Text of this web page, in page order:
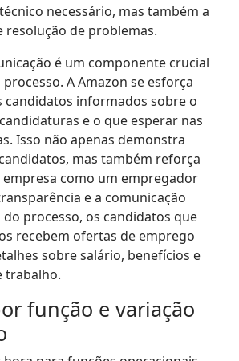
necessário, mas também a
resolução de problemas.
é um componente crucial
A Amazon se esforça
candidatos informados sobre o
e o que esperar nas
Isso não apenas demonstra
mas também reforça
como um empregador
e a comunicação
processo, os candidatos que
recebem ofertas de emprego
sobre salário, benefícios e
trabalho.
função e variação